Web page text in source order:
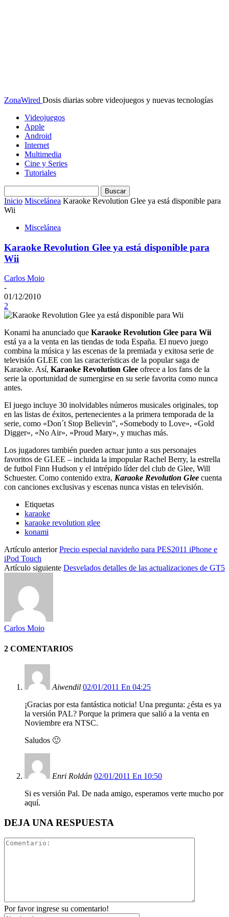
ZonaWired Dosis diarias sobre videojuegos y nuevas tecnologías
Videojuegos
Apple
Android
Internet
Multimedia
Cine y Series
Tutoriales
Inicio Miscelánea Karaoke Revolution Glee ya está disponible para
Wii
Miscelánea
Karaoke Revolution Glee ya está disponible para
Wii
Carlos Moio
-
01/12/2010
2
Konami ha anunciado que Karaoke Revolution Glee para Wii
está ya a la venta en las tiendas de toda España. El nuevo juego
combina la música y las escenas de la premiada y exitosa serie de
televisión GLEE con las características de la popular saga de
Karaoke. Así, Karaoke Revolution Glee ofrece a los fans de la
serie la oportunidad de sumergirse en su serie favorita como nunca
antes.
El juego incluye 30 inolvidables números musicales originales, top
en las listas de éxitos, pertenecientes a la primera temporada de la
serie, como «Don´t Stop Believin‟, «Somebody to Love», «Gold
Digger», «No Air», «Proud Mary», y muchas más.
Los jugadores también pueden actuar junto a sus personajes
favoritos de GLEE – incluida la impopular Rachel Berry, la estrella
de futbol Finn Hudson y el intrépido líder del club de Glee, Will
Schuester. Como contenido extra, Karaoke Revolution Glee cuenta
con canciones exclusivas y escenas nunca vistas en televisión.
Etiquetas
karaoke
karaoke revolution glee
konami
Artículo anterior Precio especial navideño para PES2011 iPhone e
iPod Touch
Artículo siguiente Desvelados detalles de las actualizaciones de GT5
Carlos Moio
2 COMENTARIOS
Aiwendil 02/01/2011 En 04:25
¡Gracias por esta fantástica noticia! Una pregunta: ¿ésta es ya
la versión PAL? Porque la primera que salió a la venta en
Noviembre era NTSC.
Saludos 🙂
Enri Roldán 02/01/2011 En 10:50
Si es versión Pal. De nada amigo, esperamos verte mucho por
aquí.
DEJA UNA RESPUESTA
Por favor ingrese su comentario!